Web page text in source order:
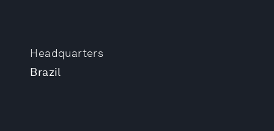
Headquarters
Brazil